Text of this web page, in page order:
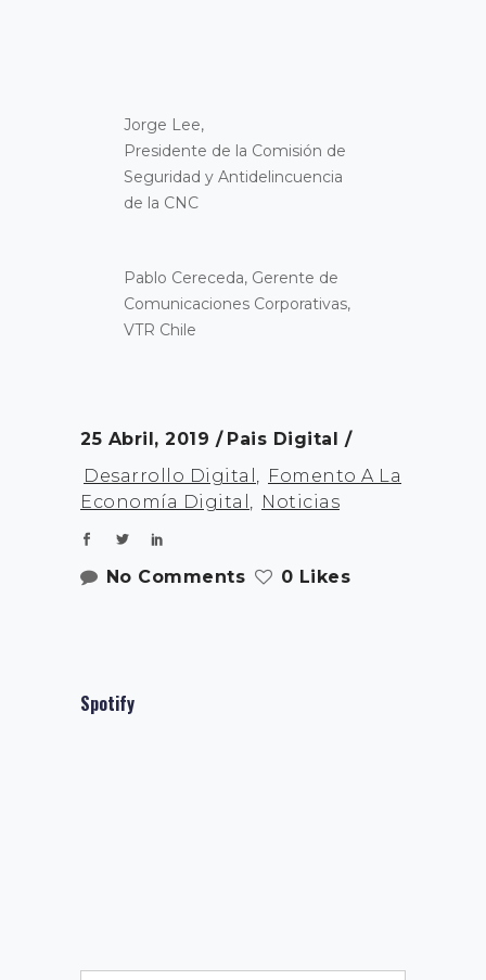
Jorge Lee,
Presidente de la Comisión de
Seguridad y Antidelincuencia
de la CNC
Pablo Cereceda, Gerente de
Comunicaciones Corporativas,
VTR Chile
25 Abril, 2019
Pais Digital
Desarrollo Digital , Fomento A La
Economía Digital , Noticias
No Comments 0 Likes
Spotify